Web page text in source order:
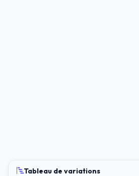
Tableau de variations